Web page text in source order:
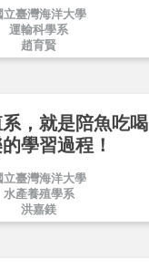
立臺灣海洋大學
運輸科學系
趙育賢
，就是陪魚吃喝
學習過程！
立臺灣海洋大學
水產養殖學系
洪嘉鎂